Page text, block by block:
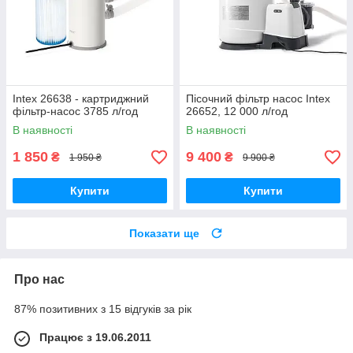
Intex 26638 - картриджний
фільтр-насос 3785 л/год
В наявності
1 850 ₴ 1 950 ₴
Купити
Пісочний фільтр насос Intex
26652, 12 000 л/год
В наявності
9 400 ₴ 9 900 ₴
Купити
Показати ще
Про нас
87% позитивних з 15 відгуків за рік
Працює з 19.06.2011